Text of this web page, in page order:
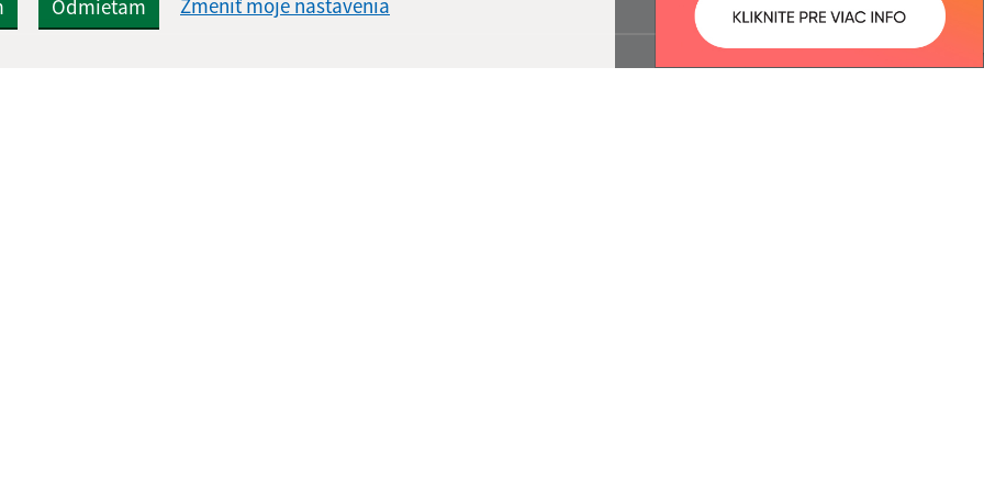
Odmietam Zmeniť moje nastavenia